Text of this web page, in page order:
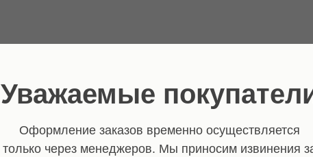
Уважаемые
Оформление заказов временно осуществляется
только через менеджеров. Мы приносим извинения